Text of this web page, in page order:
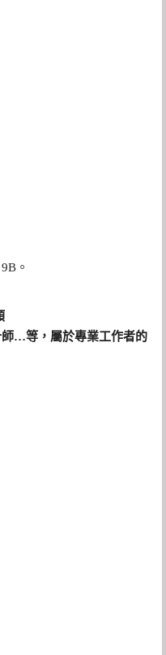
。
…等，屬於專業工作者的